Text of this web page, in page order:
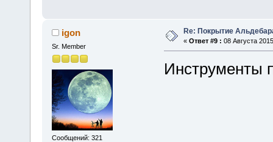
igon
Sr. Member
Сообщений: 321
Re: Покрытие
« Ответ #9 : 08 Августа
Инструменты